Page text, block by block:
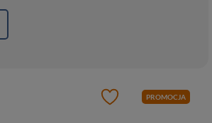
PROMOCJA